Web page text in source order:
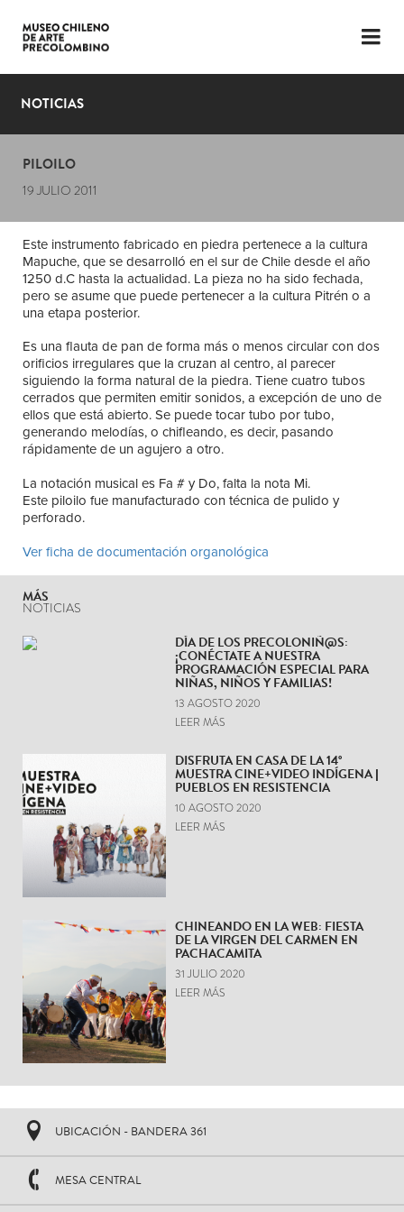
LENGUAJE
PLANIFICA TU VISITA
EXPOSICIONES
EL MUSEO
NOTICIAS
NOTICIAS
PILOILO
19 JULIO 2011
Este instrumento fabricado en piedra pertenece a la cultura
Mapuche, que se desarrolló en el sur de Chile desde el año
1250 d.C hasta la actualidad. La pieza no ha sido fechada,
pero se asume que puede pertenecer a la cultura Pitrén o a
una etapa posterior.
Es una flauta de pan de forma más o menos circular con dos
orificios irregulares que la cruzan al centro, al parecer
siguiendo la forma natural de la piedra. Tiene cuatro tubos
cerrados que permiten emitir sonidos, a excepción de uno de
ellos que está abierto. Se puede tocar tubo por tubo,
generando melodías, o chifleando, es decir, pasando
rápidamente de un agujero a otro.
La notación musical es Fa # y Do, falta la nota Mi.
Este piloilo fue manufacturado con técnica de pulido y
perforado.
Ver ficha de documentación organológica
MÁS
NOTICIAS
DÍA DE LOS PRECOLONIÑ@S:
¡CONÉCTATE A NUESTRA
PROGRAMACIÓN ESPECIAL PARA
NIÑAS, NIÑOS Y FAMILIAS!
13 AGOSTO 2020
LEER MÁS
DISFRUTA EN CASA DE LA 14°
MUESTRA CINE+VIDEO INDÍGENA |
PUEBLOS EN RESISTENCIA
10 AGOSTO 2020
LEER MÁS
CHINEANDO EN LA WEB: FIESTA
DE LA VIRGEN DEL CARMEN EN
PACHACAMITA
31 JULIO 2020
LEER MÁS
UBICACIÓN - BANDERA 361
MESA CENTRAL